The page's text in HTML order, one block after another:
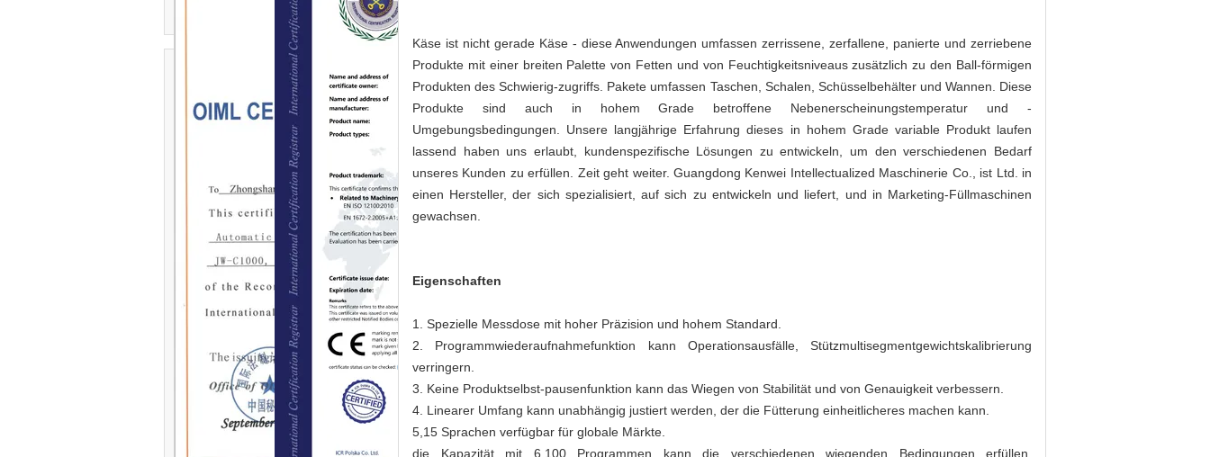
Käse ist nicht gerade Käse - diese Anwendungen umfassen zerrissene, zerfallene, panierte und zerriebene
Produkte mit einer breiten Palette von Fetten und von Feuchtigkeitsniveaus zusätzlich zu den Ball-förmigen
Produkten des Schwierig-zugriffs. Pakete umfassen Taschen, Schalen, Schüsselbehälter und Wannen. Diese
Produkte sind auch in hohem Grade betroffene Nebenerscheinungstemperatur und -
Umgebungsbedingungen. Unsere langjährige Erfahrung dieses in hohem Grade variable Produkt laufen
lassend haben uns erlaubt, kundenspezifische Lösungen zu entwickeln, um den verschiedenen Bedarf
unseres Kunden zu erfüllen. Zeit geht weiter. Guangdong Kenwei Intellectualized Maschinerie Co., ist Ltd. in
einen Hersteller, der sich spezialisiert, auf sich zu entwickeln und liefert, und in Marketing-Füllmaschinen
gewachsen.
Eigenschaften
1. Spezielle Messdose mit hoher Präzision und hohem Standard.
2. Programmwiederaufnahmefunktion kann Operationsausfälle, Stützmultisegmentgewichtskalibrierung
verringern.
3. Keine Produktselbst-pausenfunktion kann das Wiegen von Stabilität und von Genauigkeit verbessern.
4. Linearer Umfang kann unabhängig justiert werden, der die Fütterung einheitlicheres machen kann.
5,15 Sprachen verfügbar für globale Märkte.
die Kapazität mit 6,100 Programmen kann die verschiedenen wiegenden Bedingungen erfüllen,